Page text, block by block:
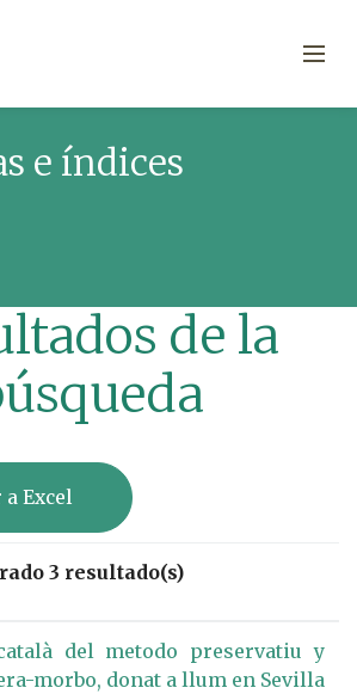
e índices
de la
Excel
3 resultado(s)
del metodo preservatiu y
morbo, donat a llum en Sevilla